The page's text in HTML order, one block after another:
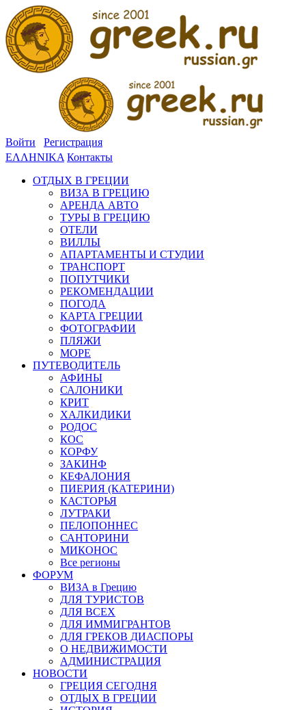
Войти
Регистрация
ΕΛΛΗΝΙΚΑ Контакты
ОТДЫХ В ГРЕЦИИ
ВИЗА В ГРЕЦИЮ
АРЕНДА АВТО
ТУРЫ В ГРЕЦИЮ
ОТЕЛИ
ВИЛЛЫ
АПАРТАМЕНТЫ И СТУДИИ
ТРАНСПОРТ
ПОПУТЧИКИ
РЕКОМЕНДАЦИИ
ПОГОДА
КАРТА ГРЕЦИИ
ФОТОГРАФИИ
ПЛЯЖИ
МОРЕ
ПУТЕВОДИТЕЛЬ
АФИНЫ
САЛОНИКИ
КРИТ
ХАЛКИДИКИ
РОДОС
КОС
КОРФУ
ЗАКИНФ
КЕФАЛОНИЯ
ПИЕРИЯ (КАТЕРИНИ)
КАСТОРЬЯ
ЛУТРАКИ
ПЕЛОПОННЕС
САНТОРИНИ
МИКОНОС
Все регионы
ФОРУМ
ВИЗА в Грецию
ДЛЯ ТУРИСТОВ
ДЛЯ ВСЕХ
ДЛЯ ИММИГРАНТОВ
ДЛЯ ГРЕКОВ ДИАСПОРЫ
О НЕДВИЖИМОСТИ
АДМИНИСТРАЦИЯ
НОВОСТИ
ГРЕЦИЯ СЕГОДНЯ
ОТДЫХ В ГРЕЦИИ